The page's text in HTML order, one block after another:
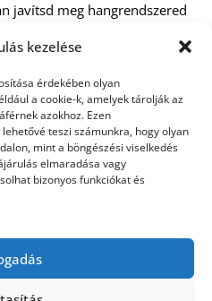
kezelése
érdekében olyan
a cookie-k, amelyek tárolják az
azokhoz. Ezen
teszi számunkra, hogy olyan
mint a böngészési viselkedés
elmaradása vagy
bizonyos funkciókat és
javítsd meg hangrendszered
kell figyelni?
ban előfoglalással: mit
biztosít